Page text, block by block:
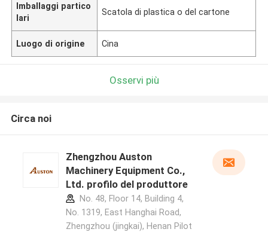
Imballaggi partico
lari
Scatola di plastica o del cartone
Luogo di origine Cina
Osservi più
Circa noi
Zhengzhou Auston
Machinery Equipment Co.,
Ltd. profilo del produttore
No. 48, Floor 14, Building 4,
No. 1319, East Hanghai Road,
Zhengzhou (jingkai), Henan Pilot